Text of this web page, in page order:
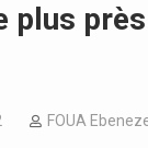
plus
FOUA